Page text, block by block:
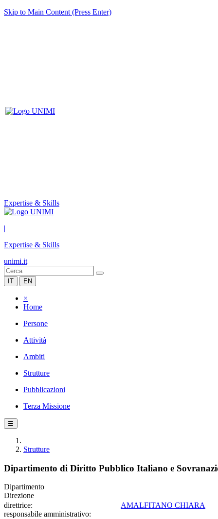
Skip to Main Content (Press Enter)
Expertise & Skills
|
Expertise & Skills
unimi.it
IT EN
×
Home
Persone
Attività
Ambiti
Strutture
Pubblicazioni
Terza Missione
☰
Strutture
Dipartimento di Diritto Pubblico Italiano e
Dipartimento
Direzione
direttrice:
AMALFITANO CHIARA
responsabile amministrativo: